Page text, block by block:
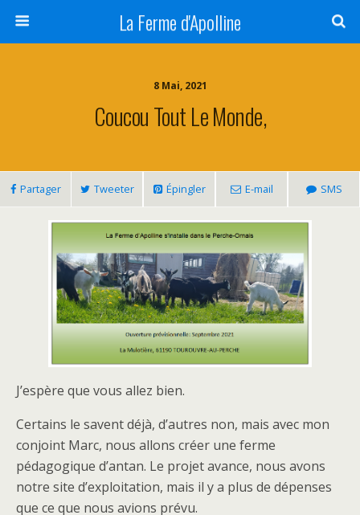
La Ferme d'Apolline
8 Mai, 2021
Coucou Tout Le Monde,
Partager Tweeter Épingler E-mail SMS
J’espère que vous allez bien.
Certains le savent déjà, d’autres non, mais avec mon
conjoint Marc, nous allons créer une ferme
pédagogique d’antan. Le projet avance, nous avons
notre site d’exploitation, mais il y a plus de dépenses
que ce que nous avions prévu.